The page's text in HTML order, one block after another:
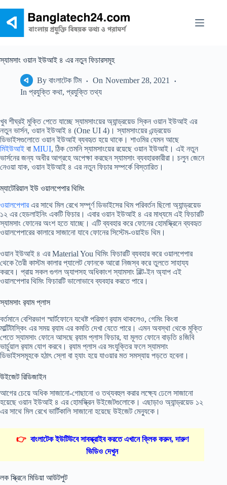
content
স্যামসাং ওয়ান ইউআই ৪ এর নতুন ফিচারসমূহ
By বাংলাটেক টিম On November 28, 2021
In প্রযুক্তি কথা,প্রযুক্তি তথ্য
খুব শীঘ্রই মুক্তি পেতে যাচ্ছে স্যামসাংয়ের অ্যান্ড্রয়েড স্কিন ওয়ান ইউআই এর
নতুন ভার্সন, ওয়ান ইউআই ৪ (One UI 4)। স্যামসাংয়ের এন্ড্রয়েড
ডিভাইসগুলোতে ওয়ান ইউআই ব্যবহৃত হয়ে থাকে। শাওমির যেমন আছে
মিইউআই বা MIUI, ঠিক তেমনি স্যামসাংয়ের রয়েছে ওয়ান ইউআই। এই নতুন
ভার্সনের জন্য অধীর আগ্রহে অপেক্ষা করছেন স্যামসাং ব্যবহারকারীরা। চলুন জেনে
নেওয়া যাক, ওয়ান ইউআই ৪ এর নতুন ফিচার সম্পর্কে বিস্তারিত।
ম্যাটেরিয়াল ইউ ওয়ালপেপার থিমিং
ওয়ালপেপারএর সাথে মিল রেখে সম্পূর্ণ ডিভাইসের থিম পরিবর্তন ছিলো অ্যান্ড্রয়েড
১২ এর হেডলাইনিং একটি ফিচার। এবার ওয়ান ইউআই ৪ এর মাধ্যমে এই ফিচারটি
স্যামসাং ফোনের অংশ হতে যাচ্ছে। এটি ব্যবহার করে ফোনের হোমস্ক্রিনে ব্যবহৃত
ওয়ালপেপারের কালারে সাজানো যাবে ফোনের সিস্টেম-ওয়াইড থিম।
ওয়ান ইউআই ৪ এর Material You থিমিং ফিচারটি ব্যবহার করে ওয়ালপেপার
থেকে তৈরী কাস্টম কালার প্যালেট ফোনকে আরো নিজস্ব করে তুলতে সাহায্য
করবে। প্রায় সকল গুগল অ্যাপসহ অধিকাংশ স্যামসাং বিল্ট-ইন অ্যাপ এই
ওয়ালপেপার থিমিং ফিচারটি ভালোভাবে ব্যবহার করতে পারে।
স্যামসাং র‍্যাম প্লাস
বর্তমানে বেশিরভাগ স্মার্টফোনে যথেষ্ট পরিমাণ র‍্যাম থাকলেও, গেমিং কিংবা
মাল্টিটাস্কিং এর সময় র‍্যাম এর কমতি দেখা যেতে পারে। এমন অবস্থা থেকে মুক্তি
পেতে স্যামসাং ফোনে আসছে র‍্যাম প্লাস ফিচার, যা মূলত ফোনে বাড়তি ৪জিবি
ভার্চুয়াল র‍্যাম যোগ করবে। র‍্যাম প্লাস এর সংযুক্তির ফলে স্যামসাং
ডিভাইসসমূহকে হঠাৎ স্লো বা হ্যাং হয়ে যাওয়ার মত সমস্যায় পড়তে হবেনা।
উইজেট রিডিজাইন
আগের চেয়ে অধিক সাজানো-গোছানো ও তথ্যবহুল করার লক্ষ্যে ঢেলে সাজানো
হয়েছে ওয়ান ইউআই ৪ এর হোমস্ক্রিন উইজেটগুলোকে। এছাড়াও অ্যান্ড্রয়েড ১২
এর সাথে মিল রেখে ভার্টিকালি সাজানো হয়েছে উইজেট মেন্যুকে।
👉 বাংলাটেক ইউটিউবে সাবস্ক্রাইব করতে এখানে ক্লিক করুন, দারুণ
ভিডিও দেখুন
লক স্ক্রিনে মিডিয়া আউটপুট